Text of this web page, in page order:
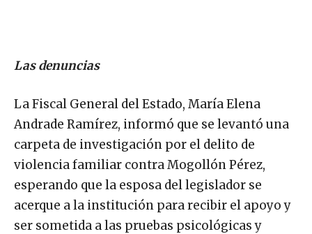
Las denuncias
La Fiscal General del Estado, María Elena
Andrade Ramírez, informó que se levantó una
carpeta de investigación por el delito de
violencia familiar contra Mogollón Pérez,
esperando que la esposa del legislador se
acerque a la institución para recibir el apoyo y
ser sometida a las pruebas psicológicas y